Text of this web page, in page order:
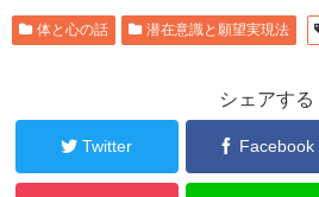
体と心の話 潜在意識と願望実現法
シェアする
Twitter Facebook